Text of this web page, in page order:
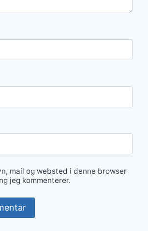
mail og websted i denne browser
jeg kommenterer.